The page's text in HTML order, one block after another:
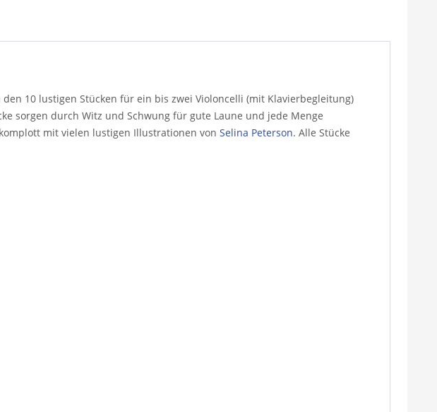
10 lustigen Stücken für ein bis zwei Violoncelli (mit Klavierbegleitung)
sorgen durch Witz und Schwung für gute Laune und jede Menge
mit vielen lustigen Illustrationen von Selina Peterson. Alle Stücke